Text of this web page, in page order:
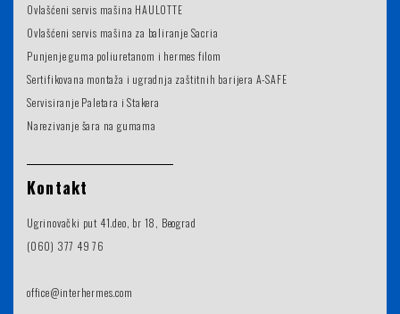
Ovlašćeni servis mašina HAULOTTE
Ovlašćeni servis mašina za baliranje Sacria
Punjenje guma poliuretanom i hermes filom
Sertifikovana montaža i ugradnja zaštitnih barijera A-SAFE
Servisiranje Paletara i Stakera
Narezivanje šara na gumama
Kontakt
Ugrinovački put 41.deo, br 18, Beograd
(060) 377 49 76
office@interhermes.com